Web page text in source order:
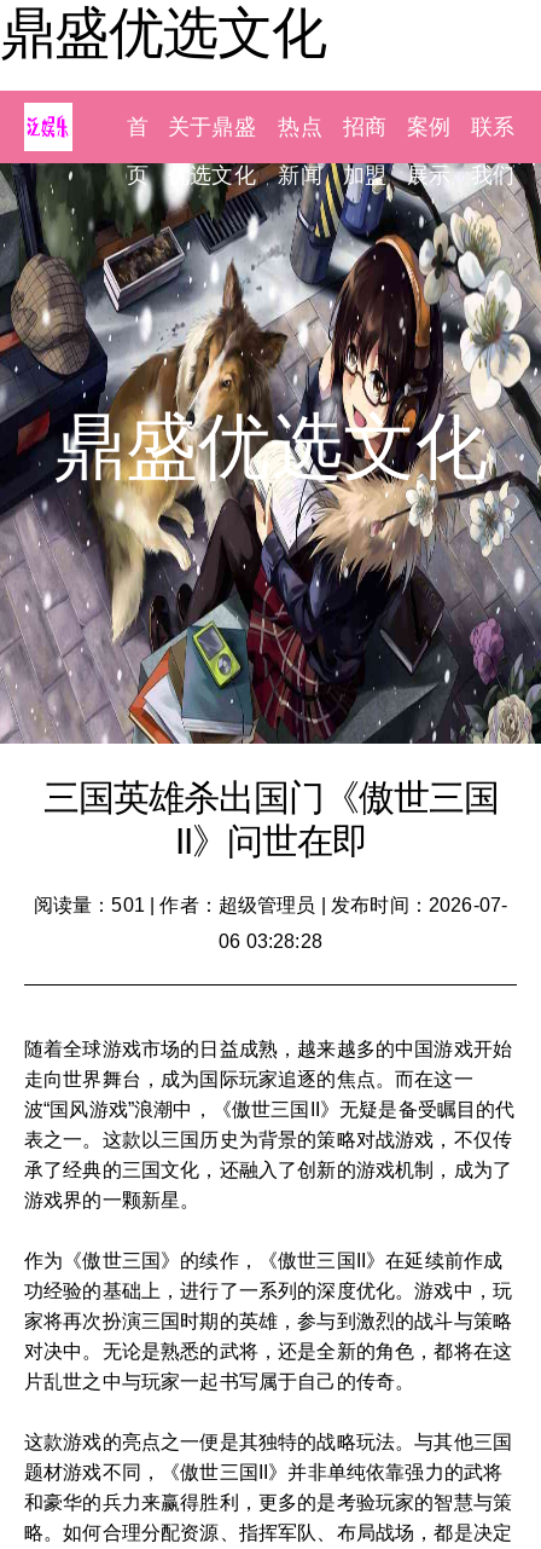
鼎盛优选文化
首
页
关于鼎盛
优选文化
热点
新闻
招商
加盟
案例
展示
联系
我们
鼎盛优选文化
三国英雄杀出国门《傲世三国
II》问世在即
阅读量：501 |作者：超级管理员
发布时间：2026-07-
06 03:28:28
随着全球游戏市场的日益成熟，越来越多的中国游戏开始
走向世界舞台，成为国际玩家追逐的焦点。而在这一
波“国风游戏”浪潮中，《傲世三国II》无疑是备受瞩目的代
表之一。这款以三国历史为背景的策略对战游戏，不仅传
承了经典的三国文化，还融入了创新的游戏机制，成为了
游戏界的一颗新星。
作为《傲世三国》的续作，《傲世三国II》在延续前作成
功经验的基础上，进行了一系列的深度优化。游戏中，玩
家将再次扮演三国时期的英雄，参与到激烈的战斗与策略
对决中。无论是熟悉的武将，还是全新的角色，都将在这
片乱世之中与玩家一起书写属于自己的传奇。
这款游戏的亮点之一便是其独特的战略玩法。与其他三国
题材游戏不同，《傲世三国II》并非单纯依靠强力的武将
和豪华的兵力来赢得胜利，更多的是考验玩家的智慧与策
略。如何合理分配资源、指挥军队、布局战场，都是决定